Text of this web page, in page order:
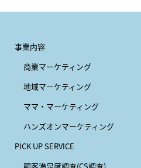
事業内容
商業マーケティング
地域マーケティング
ママ・マーケティング
ハンズオンマーケティング
PICK UP SERVICE